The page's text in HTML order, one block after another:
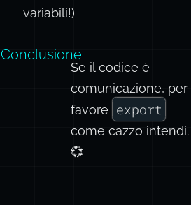
variabili!)
Conclusione
Se il codice è
comunicazione, per
favore
export
come cazzo intendi.
💞